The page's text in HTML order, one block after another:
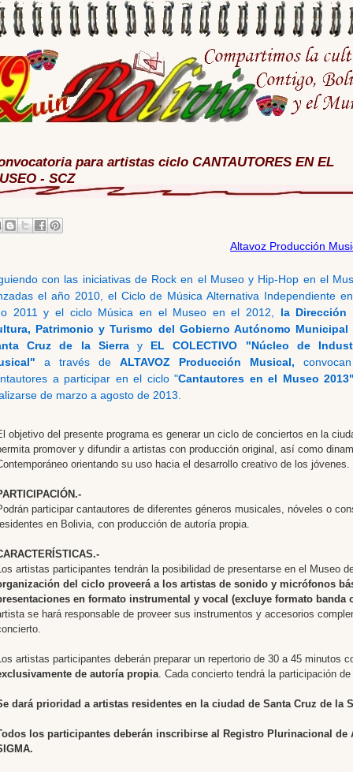
para artistas ciclo CANTAUTORES EN EL
- SCZ
Altavoz Producción
con las iniciativas de Rock en el Museo y Hip-Hop en el
el año 2010, el Ciclo de Música Alternativa Independiente
2011 y el ciclo Música en el Museo en el 2012, la Dirección
Patrimonio y Turismo del Gobierno Autónomo Municipal
Cruz de la Sierray EL COLECTIVO "Núcleo de
a través de ALTAVOZ Producción Musical,
a participar en el ciclo "Cantautores en el Museo 2013"
de marzo a agosto de 2013.
objetivo del presente programa es generar un ciclo de conciertos en la
promover y difundir a artistas con producción original, así como
orientando su uso hacia el desarrollo creativo de los jóvenes.
participar cantautores de diferentes géneros musicales, nóveles o
en Bolivia, con producción de autoría propia.
artistas participantes tendrán la posibilidad de presentarse en el Museo
del ciclo proveerá a los artistas de sonido y micrófonos
en formato instrumental y vocal (excluye formato banda
se hará responsable de proveer sus instrumentos y accesorios
artistas participantes deberán preparar un repertorio de 30 a 45 minutos
de autoría propia. Cada concierto tendrá la participación de
dará prioridad a artistas residentes en la ciudad de Santa Cruz de la
los participantes deberán inscribirse al Registro Plurinacional de